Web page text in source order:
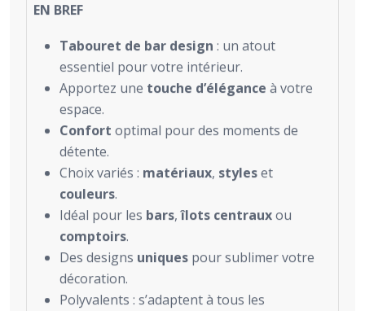
EN BREF
Tabouret de bar design : un atout
essentiel pour votre intérieur.
Apportez une touche d’élégance à votre
espace.
Confort optimal pour des moments de
détente.
Choix variés : matériaux, styleset
couleurs.
Idéal pour les bars,îlots centrauxou
comptoirs.
Des designs uniques pour sublimer votre
décoration.
Polyvalents : s’adaptent à tous les